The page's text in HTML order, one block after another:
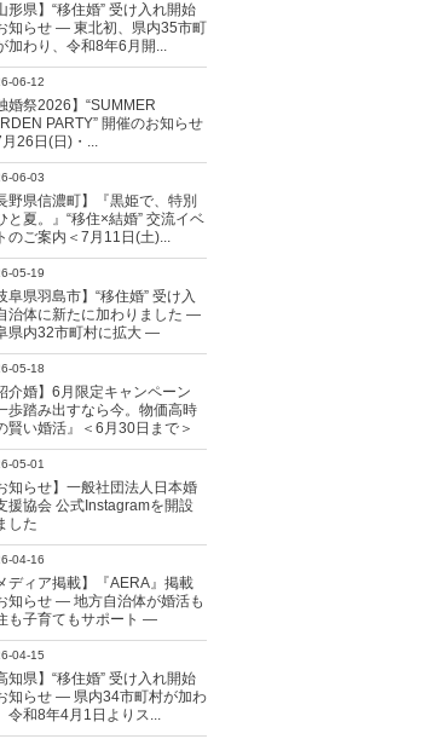
形県】“移住婚” 受け入れ開始
知らせ ― 東北初、県内35市町
加わり、令和8年6月開...
06-12
婚祭2026】“SUMMER
PARTY” 開催のお知らせ
月26日(日)・...
06-03
野県信濃町】『黒姫で、特別
と夏。』“移住×結婚” 交流イベ
のご案内＜7月11日(土)...
05-19
阜県羽島市】“移住婚” 受け入
治体に新たに加わりました ―
県内32市町村に拡大 ―
05-18
介婚】6月限定キャンペーン
歩踏み出すなら今。物価高時
賢い婚活』＜6月30日まで＞
05-01
知らせ】一般社団法人日本婚
援協会 公式Instagramを開設
した
04-16
ディア掲載】『AERA』掲載
知らせ ― 地方自治体が婚活も
も子育てもサポート ―
04-15
知県】“移住婚” 受け入れ開始
知らせ ― 県内34市町村が加わ
令和8年4月1日よりス...